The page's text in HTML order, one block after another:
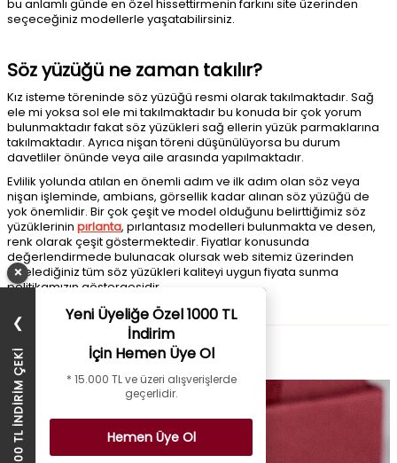
bu anlamlı günde en özel hissettirmenin farkını site üzerinden
seçeceğiniz modellerle yaşatabilirsiniz.
Söz yüzüğü ne zaman takılır?
Kız isteme töreninde söz yüzüğü resmi olarak takılmaktadır. Sağ
ele mi yoksa sol ele mi takılmaktadır bu konuda bir çok yorum
bulunmaktadır fakat söz yüzükleri sağ ellerin yüzük parmaklarına
takılmaktadır. Ayrıca nişan töreni düşünülüyorsa bu durum
davetliler önünde veya aile arasında yapılmaktadır.
Evlilik yolunda atılan en önemli adım ve ilk adım olan söz veya
nişan işleminde, ambians, görsellik kadar alınan söz yüzüğü de
yok önemlidir. Bir çok çeşit ve model olduğunu belirttiğimiz söz
yüzüklerinin pırlanta, pırlantasız modelleri bulunmakta ve desen,
renk olarak çeşit göstermektedir. Fiyatlar konusunda
değerlendirmede bulunacak olursak web sitemiz üzerinden
incelediğiniz tüm söz yüzükleri kaliteyi uygun fiyata sunma
politikamızın göstergesidir.
Blog Son Eklenenler
×
❯
1000 TL İNDİRİM ÇEKİ
Yeni Üyeliğe Özel 1000 TL
İndirim
İçin Hemen Üye Ol
* 15.000 TL ve üzeri alışverişlerde
geçerlidir.
Hemen Üye Ol